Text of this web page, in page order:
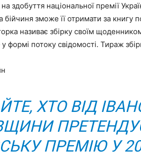
здобуття національної премії
зможе її отримати за книгу
називає збірку своїм
формі потоку свідомості. Тираж
ХТО ВІД
ПРЕМІЮ У